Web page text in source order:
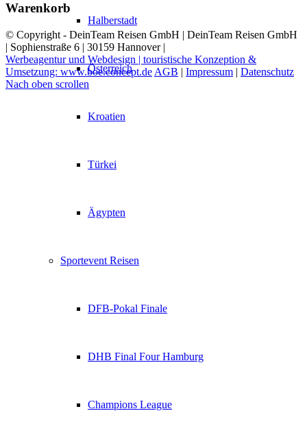
Halberstadt
Österreich
Kroatien
Türkei
Ägypten
Sportevent Reisen
DFB-Pokal Finale
DHB Final Four Hamburg
Champions League
Warenkorb
© Copyright - DeinTeam Reisen GmbH | DeinTeam Reisen GmbH
| Sophienstraße 6 | 30159 Hannover |
Werbeagentur und Webdesign | touristische Konzeption &
Umsetzung: www.boe.concept.de AGB | Impressum | Datenschutz
Nach oben scrollen